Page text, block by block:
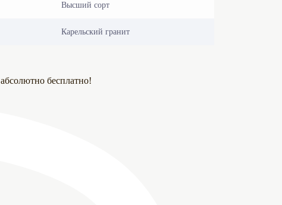
Высший сорт
Карельский гранит
бесплатно!